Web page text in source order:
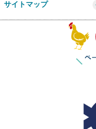
サイトマップ